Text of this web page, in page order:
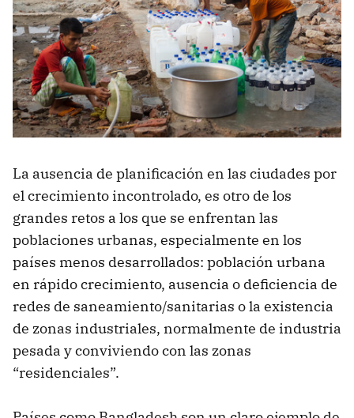
La ausencia de planificación en las ciudades por
el crecimiento incontrolado, es otro de los
grandes retos a los que se enfrentan las
poblaciones urbanas, especialmente en los
países menos desarrollados: población urbana
en rápido crecimiento, ausencia o deficiencia de
redes de saneamiento/sanitarias o la existencia
de zonas industriales, normalmente de industria
pesada y conviviendo con las zonas
“residenciales”.